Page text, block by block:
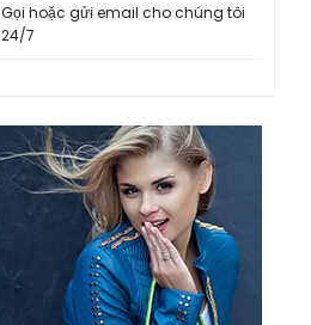
Gọi hoặc gửi email cho chúng tôi
24/7